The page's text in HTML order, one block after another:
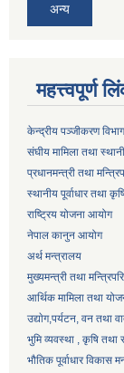
अन्य
महत्त्वपूर्ण
केन्द्रीय पञ्जीकरण विभाग
संघीय मामिला तथा
प्रधानमन्त्री तथा
स्थानीय पूर्वाधार तथा
राष्ट्रिय योजना आयोग
नेपाल कानुन आयोग
अर्थ मन्त्रालय
मुख्यमन्त्री तथा
आर्थिक मामिला तथा
उद्याेग,पर्यटन, वन तथा
भुमि व्यवस्था , कृषि तथा
भौतिक पूर्वाधार विकास